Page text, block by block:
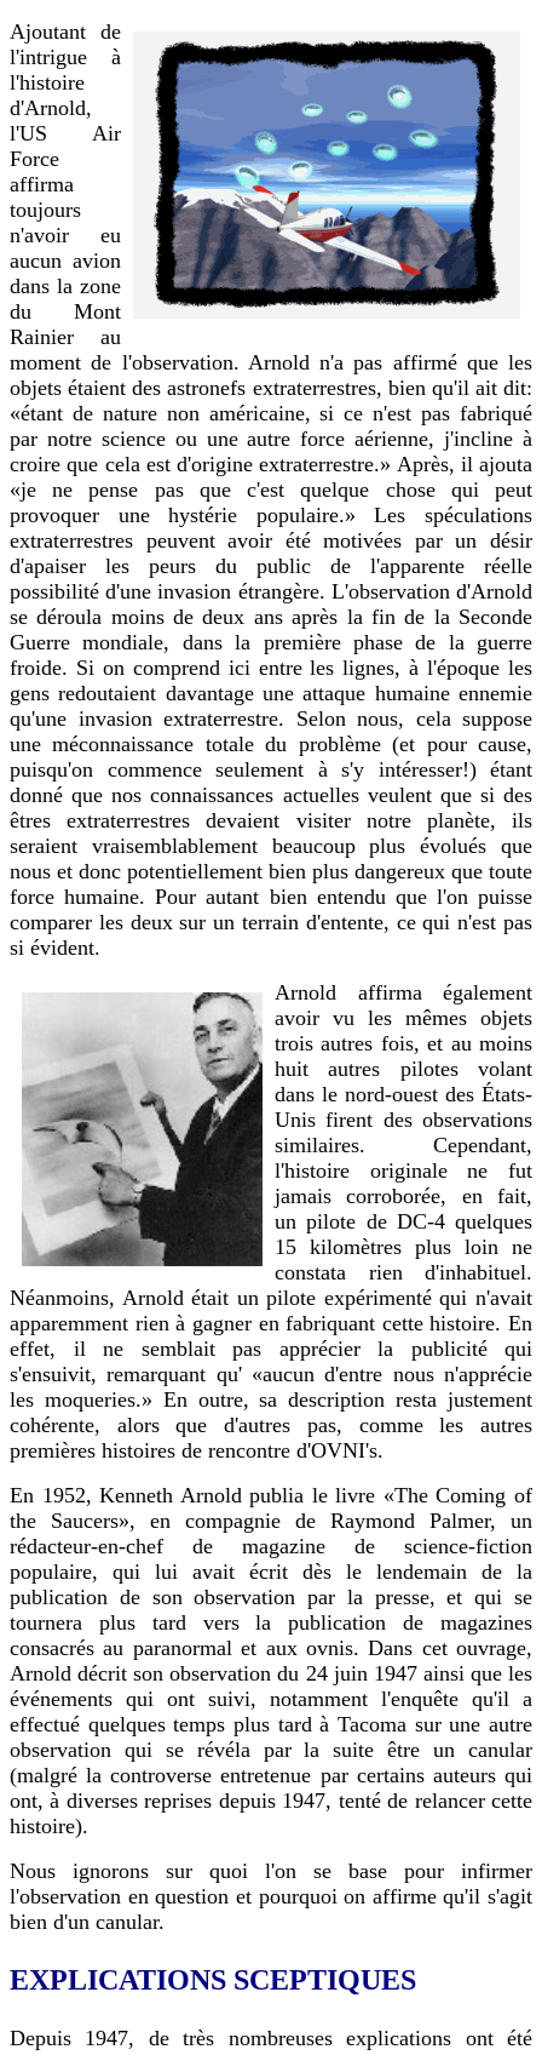
Ajoutant de
l'intrigue à
l'histoire
d'Arnold,
l'US Air
Force
affirma
toujours
n'avoir eu
aucun avion
dans la zone
du Mont
Rainier au
moment de l'observation. Arnold n'a pas affirmé que les
objets étaient des astronefs extraterrestres, bien qu'il ait dit:
«étant de nature non américaine, si ce n'est pas fabriqué
par notre science ou une autre force aérienne, j'incline à
croire que cela est d'origine extraterrestre.» Après, il ajouta
«je ne pense pas que c'est quelque chose qui peut
provoquer une hystérie populaire.» Les spéculations
extraterrestres peuvent avoir été motivées par un désir
d'apaiser les peurs du public de l'apparente réelle
possibilité d'une invasion étrangère. L'observation d'Arnold
se déroula moins de deux ans après la fin de la Seconde
Guerre mondiale, dans la première phase de la guerre
froide. Si on comprend ici entre les lignes, à l'époque les
gens redoutaient davantage une attaque humaine ennemie
qu'une invasion extraterrestre. Selon nous, cela suppose
une méconnaissance totale du problème (et pour cause,
puisqu'on commence seulement à s'y intéresser!) étant
donné que nos connaissances actuelles veulent que si des
êtres extraterrestres devaient visiter notre planète, ils
seraient vraisemblablement beaucoup plus évolués que
nous et donc potentiellement bien plus dangereux que toute
force humaine. Pour autant bien entendu que l'on puisse
comparer les deux sur un terrain d'entente, ce qui n'est pas
si évident.
Arnold affirma également
avoir vu les mêmes objets
trois autres fois, et au moins
huit autres pilotes volant
dans le nord-ouest des États-
Unis firent des observations
similaires. Cependant,
l'histoire originale ne fut
jamais corroborée, en fait,
un pilote de DC-4 quelques
15 kilomètres plus loin ne
constata rien d'inhabituel.
Néanmoins, Arnold était un pilote expérimenté qui n'avait
apparemment rien à gagner en fabriquant cette histoire. En
effet, il ne semblait pas apprécier la publicité qui
s'ensuivit, remarquant qu' «aucun d'entre nous n'apprécie
les moqueries.» En outre, sa description resta justement
cohérente, alors que d'autres pas, comme les autres
premières histoires de rencontre d'OVNI's.
En 1952, Kenneth Arnold publia le livre «The Coming of
the Saucers», en compagnie de Raymond Palmer, un
rédacteur-en-chef de magazine de science-fiction
populaire, qui lui avait écrit dès le lendemain de la
publication de son observation par la presse, et qui se
tournera plus tard vers la publication de magazines
consacrés au paranormal et aux ovnis. Dans cet ouvrage,
Arnold décrit son observation du 24 juin 1947 ainsi que les
événements qui ont suivi, notamment l'enquête qu'il a
effectué quelques temps plus tard à Tacoma sur une autre
observation qui se révéla par la suite être un canular
(malgré la controverse entretenue par certains auteurs qui
ont, à diverses reprises depuis 1947, tenté de relancer cette
histoire).
Nous ignorons sur quoi l'on se base pour infirmer
l'observation en question et pourquoi on affirme qu'il s'agit
bien d'un canular.
EXPLICATIONS SCEPTIQUES
Depuis 1947, de très nombreuses explications ont été